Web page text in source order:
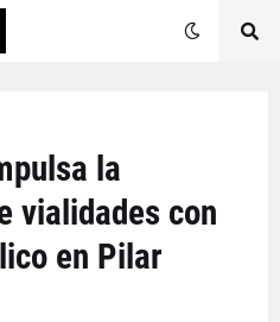
la
vialidades con
en Pilar